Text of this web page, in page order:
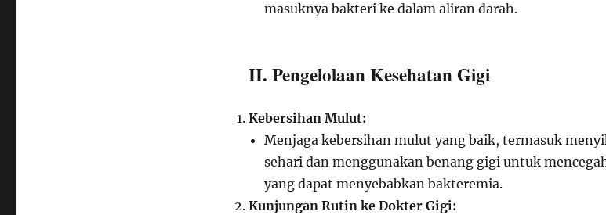
masuknya bakteri ke dalam aliran darah.
II. Pengelolaan Kesehatan Gigi
Kebersihan Mulut:
Menjaga kebersihan mulut yang baik, termasuk
sehari dan menggunakan benang gigi untuk
yang dapat menyebabkan bakteremia.
Kunjungan Rutin ke Dokter Gigi: